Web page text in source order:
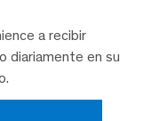
a recibir
diariamente en su